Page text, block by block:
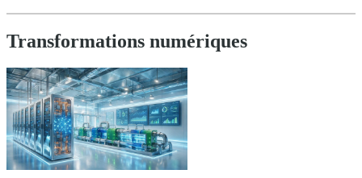
Transformations numériques